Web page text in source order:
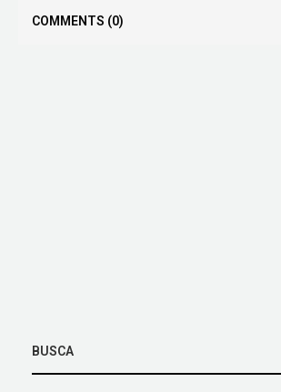
COMMENTS (0)
BUSCA